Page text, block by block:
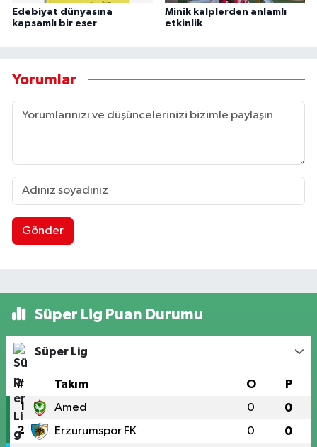
Edebiyat dünyasına
kapsamlı bir eser
Minik kalplerden anlamlı
etkinlik
Yorumlar
Gönder
Süper Lig Puan Durumu
Süper Lig
# Takım O P
1 Amed 0 0
2 Erzurumspor FK 0 0